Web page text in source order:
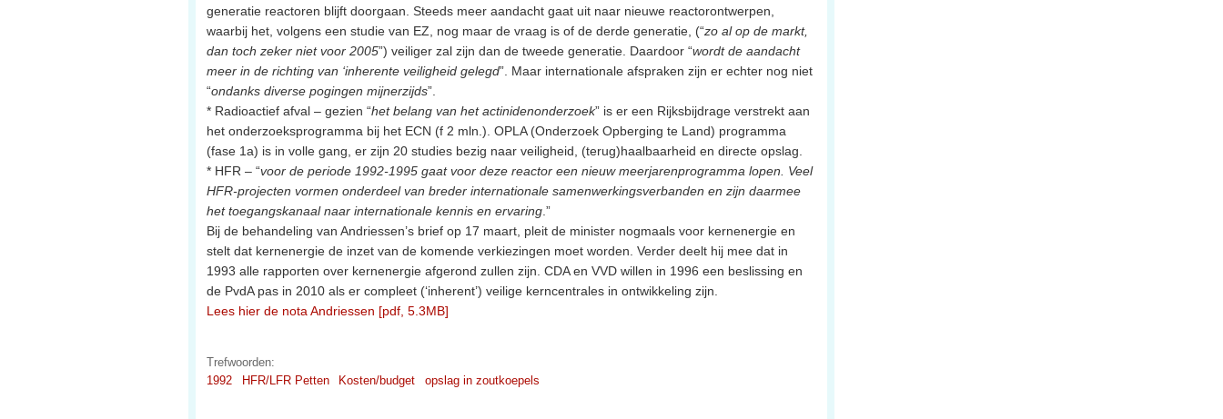
generatie reactoren blijft doorgaan. Steeds meer aandacht gaat uit naar nieuwe reactorontwerpen,
waarbij het, volgens een studie van EZ, nog maar de vraag is of de derde generatie, (“zo al op de markt,
dan toch zeker niet voor 2005”) veiliger zal zijn dan de tweede generatie. Daardoor “wordt de aandacht
meer in de richting van ‘inherente veiligheid gelegd”. Maar internationale afspraken zijn er echter nog niet
“ondanks diverse pogingen mijnerzijds”.
* Radioactief afval – gezien “het belang van het actinidenonderzoek” is er een Rijksbijdrage verstrekt aan
het onderzoeksprogramma bij het ECN (f 2 mln.). OPLA (Onderzoek Opberging te Land) programma
(fase 1a) is in volle gang, er zijn 20 studies bezig naar veiligheid, (terug)haalbaarheid en directe opslag.
* HFR – “voor de periode 1992-1995 gaat voor deze reactor een nieuw meerjarenprogramma lopen. Veel
HFR-projecten vormen onderdeel van breder internationale samenwerkingsverbanden en zijn daarmee
het toegangskanaal naar internationale kennis en ervaring.”
Bij de behandeling van Andriessen’s brief op 17 maart, pleit de minister nogmaals voor kernenergie en
stelt dat kernenergie de inzet van de komende verkiezingen moet worden. Verder deelt hij mee dat in
1993 alle rapporten over kernenergie afgerond zullen zijn. CDA en VVD willen in 1996 een beslissing en
de PvdA pas in 2010 als er compleet (‘inherent’) veilige kerncentrales in ontwikkeling zijn.
Lees hier de nota Andriessen [pdf, 5.3MB]
Trefwoorden:
1992
HFR/LFR Petten Kosten/budget opslag in zoutkoepels